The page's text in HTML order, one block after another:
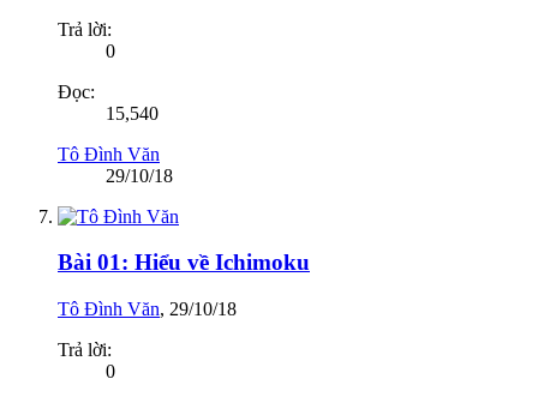
Trả lời:
0
Đọc:
15,540
Tô Đình Văn
29/10/18
Bài 01: Hiểu về Ichimoku
Tô Đình Văn, 29/10/18
Trả lời:
0